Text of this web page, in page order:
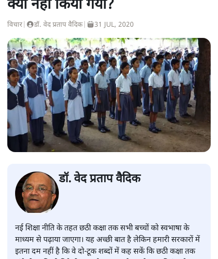
क्यों नहीं किया गया?
विचार डॉ. वेद प्रताप वैदिक 31 JUL, 2020
डॉ. वेद प्रताप वैदिक
नई शिक्षा नीति के तहत छठी कक्षा तक सभी बच्चों को स्वभाषा के
माध्यम से पढ़ाया जाएगा। यह अच्छी बात है लेकिन हमारी सरकारों में
इतना दम नहीं है कि वे दो-टूक शब्दों में कह सकें कि छठी कक्षा तक